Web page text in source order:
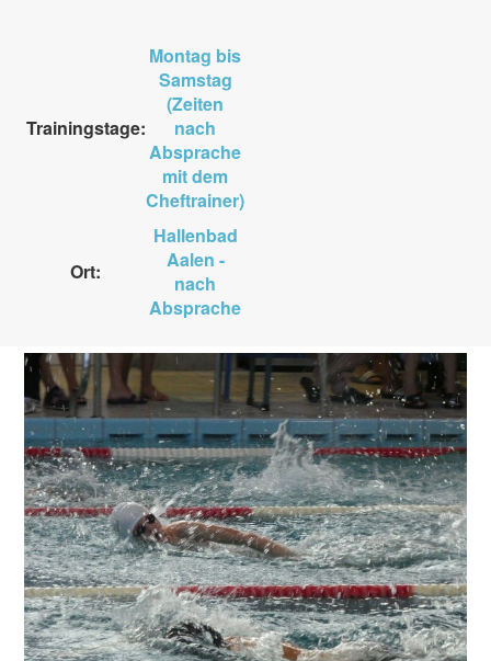
Trainingstage:
Montag bis
Samstag
(Zeiten
nach
Absprache
mit dem
Cheftrainer)
Ort:
Hallenbad
Aalen -
nach
Absprache